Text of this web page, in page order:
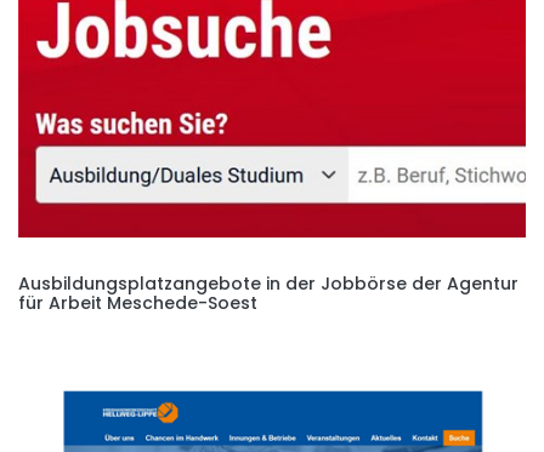
Ausbildungsplatzangebote in der Jobbörse der Agentur
für Arbeit Meschede-Soest